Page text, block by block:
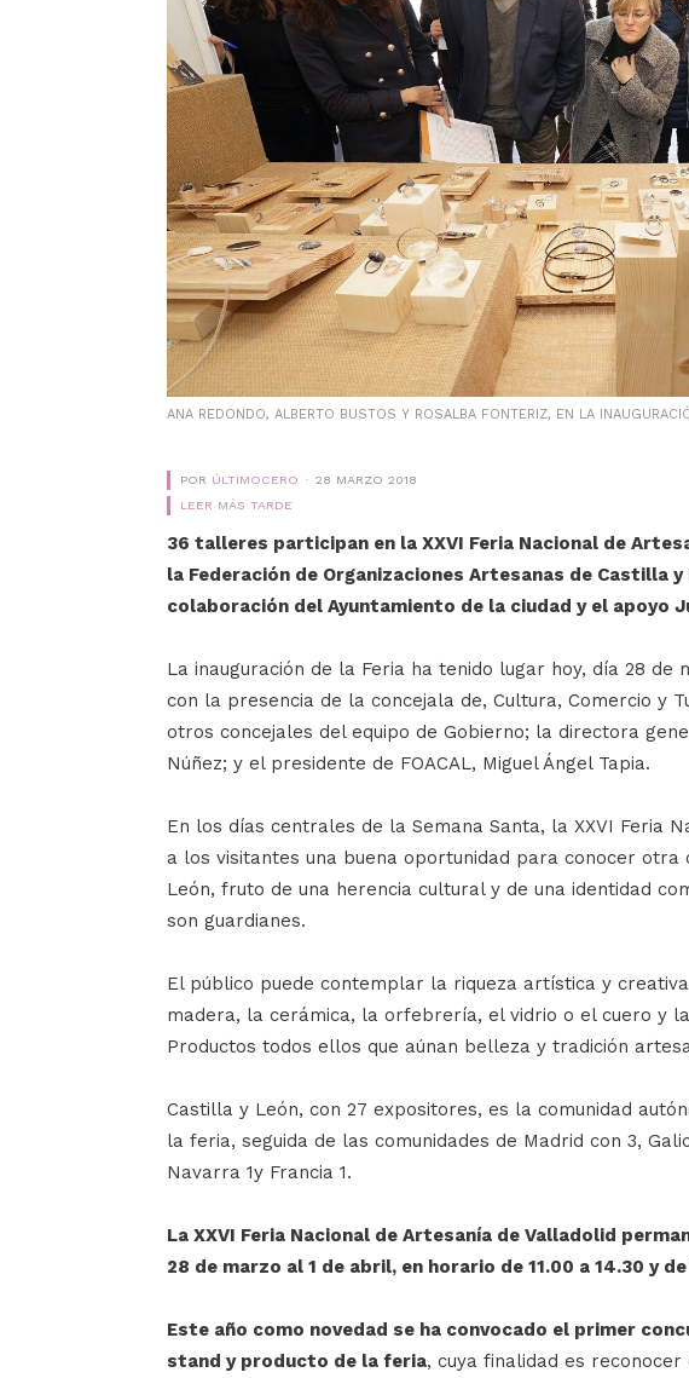
ANA REDONDO, ALBERTO BUSTOS Y ROSALBA FONTERIZ, EN LA
POR ÚLTIMOCERO
28 MARZO 2018
LEER MÁS TARDE
36 talleres participan en la XXVI Feria Nacional de
la Federación de Organizaciones Artesanas de Castilla y
colaboración del Ayuntamiento de la ciudad y el apoyo
La inauguración de la Feria ha tenido lugar hoy, día 28 de
con la presencia de la concejala de, Cultura, Comercio y
otros concejales del equipo de Gobierno; la directora
Núñez; y el presidente de FOACAL, Miguel Ángel Tapia.
En los días centrales de la Semana Santa, la XXVI Feria
a los visitantes una buena oportunidad para conocer
León, fruto de una herencia cultural y de una identidad
son guardianes.
El público puede contemplar la riqueza artística y
madera, la cerámica, la orfebrería, el vidrio o el cuero y
Productos todos ellos que aúnan belleza y tradición
Castilla y León, con 27 expositores, es la comunidad
la feria, seguida de las comunidades de Madrid con 3,
Navarra 1y Francia 1.
La XXVI Feria Nacional de Artesanía de Valladolid
28 de marzo al 1 de abril, en horario de 11.00 a 14.30 y
Este año como novedad se ha convocado el primer
stand y producto de la feria, cuya finalidad es